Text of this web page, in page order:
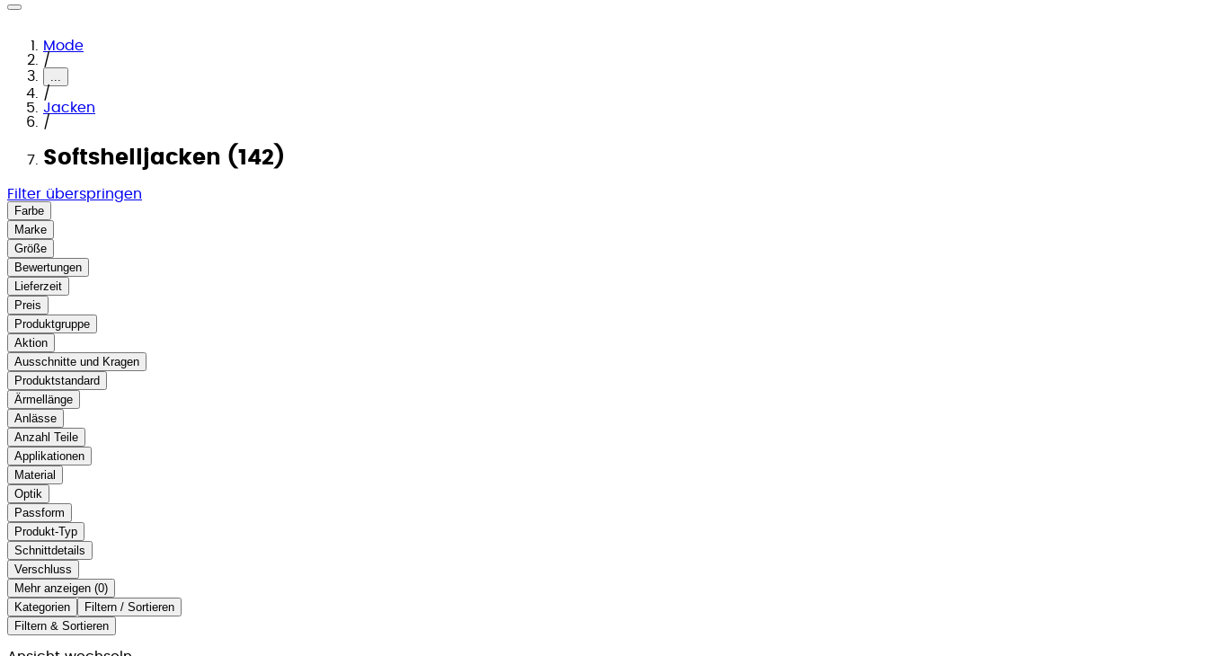
Mode
/
...
/
Jacken
/
Softshelljacken (142)
Filter überspringen
Farbe
Marke
Größe
Bewertungen
Lieferzeit
Preis
Produktgruppe
Aktion
Ausschnitte und Kragen
Produktstandard
Ärmellänge
Anlässe
Anzahl Teile
Applikationen
Material
Optik
Passform
Produkt-Typ
Schnittdetails
Verschluss
Mehr anzeigen ( )
Kategorien
Filtern / Sortieren
Filtern & Sortieren